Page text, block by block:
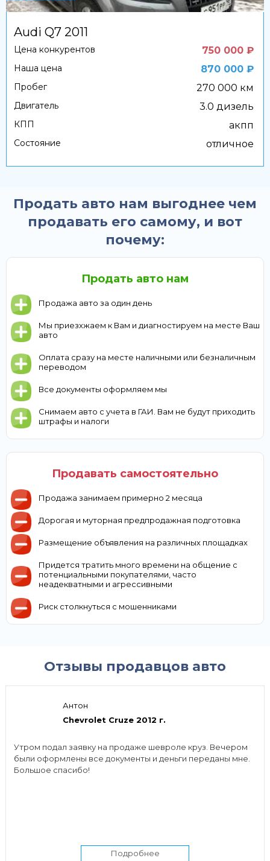
Audi Q7 2011
Цена конкурентов 750 000 ₽
Наша цена 870 000 ₽
Пробег 270 000 км
Двигатель 3.0 дизель
КПП акпп
Состояние отличное
Продать авто нам выгоднее чем
продавать его самому, и вот
почему:
Продать авто нам
Продажа авто за один день
Мы приезхжаем к Вам и диагностируем на месте Ваш
авто
Оплата сразу на месте наличными или безналичным
переводом
Все документы оформляем мы
Снимаем авто с учета в ГАИ. Вам не будут приходить
штрафы и налоги
Продавать самостоятельно
Продажа занимаем примерно 2 месяца
Дорогая и муторная предпродажная подготовка
Размещение объявления на различных площадках
Придется тратить много времени на общение с
потенциальными покупателями, часто
неадекватными и агрессивными
Риск столкнуться с мошенниками
Отзывы продавцов авто
Антон
Chevrolet Cruze 2012 г.
Утром подал заявку на продаже шевроле круз. Вечером
были оформлены все документы и деньги переданы мне.
Большое спасибо!
Подробнее